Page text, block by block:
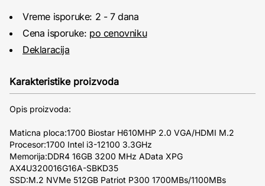
Vreme isporuke: 2 - 7 dana
Cena isporuke: po cenovniku
Deklaracija
Karakteristike proizvoda
Opis proizvoda:
Maticna ploca:1700 Biostar H610MHP 2.0 VGA/HDMI M.2
Procesor:1700 Intel i3-12100 3.3GHz
Memorija:DDR4 16GB 3200 MHz AData XPG
AX4U320016G16A-SBKD35
SSD:M.2 NVMe 512GB Patriot P300 1700MBs/1100MBs